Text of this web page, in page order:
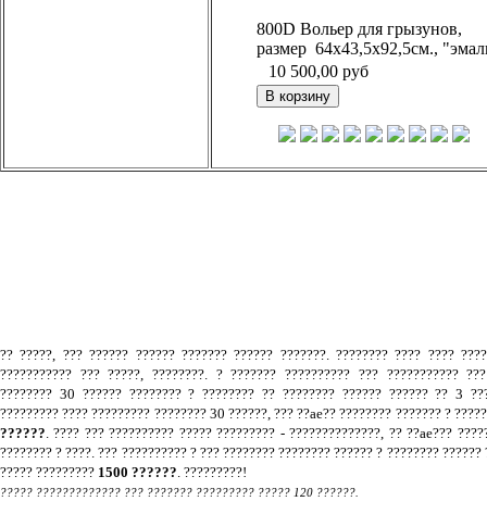
800D Вольер для грызунов,
размер 64х43,5х92,5см.,
10 500,00 руб
?? ?????, ??? ?????? ?????? ??????? ?????? ???????. ???????? ???? ????
??????????? ??? ?????, ????????. ? ??????? ?????????? ??? ???????????
???????? 30 ?????? ???????? ? ???????? ?? ???????? ?????? ?????? ?? 3
????????? ???? ????????? ???????? 30 ??????, ??? ??ae?? ???????? ??????? ?
??????. ???? ??? ?????????? ????? ????????? - ??????????????, ?? ??ae???
???????? ? ????. ??? ?????????? ? ??? ???????? ???????? ?????? ? ???????? ??????
????? ????????? 1500 ??????. ?????????!
????? ????????????? ??? ??????? ????????? ????? 120 ??????.